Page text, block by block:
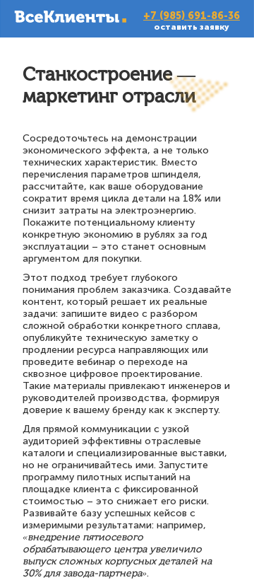
+7 (985) 691-86-36
оставить заявку
Станкостроение —
маркетинг отрасли
Сосредоточьтесь на демонстрации
экономического эффекта, а не только
технических характеристик. Вместо
перечисления параметров шпинделя,
рассчитайте, как ваше оборудование
сократит время цикла детали на 18% или
снизит затраты на электроэнергию.
Покажите потенциальному клиенту
конкретную экономию в рублях за год
эксплуатации – это станет основным
аргументом для покупки.
Этот подход требует глубокого
понимания проблем заказчика. Создавайте
контент, который решает их реальные
задачи: запишите видео с разбором
сложной обработки конкретного сплава,
опубликуйте техническую заметку о
продлении ресурса направляющих или
проведите вебинар о переходе на
сквозное цифровое проектирование.
Такие материалы привлекают инженеров и
руководителей производства, формируя
доверие к вашему бренду как к эксперту.
Для прямой коммуникации с узкой
аудиторией эффективны отраслевые
каталоги и специализированные выставки,
но не ограничивайтесь ими. Запустите
программу пилотных испытаний на
площадке клиента с фиксированной
стоимостью – это снижает его риски.
Развивайте базу успешных кейсов с
измеримыми результатами: например,
«внедрение пятиосевого
обрабатывающего центра увеличило
выпуск сложных корпусных деталей на
30% для завода-партнера».